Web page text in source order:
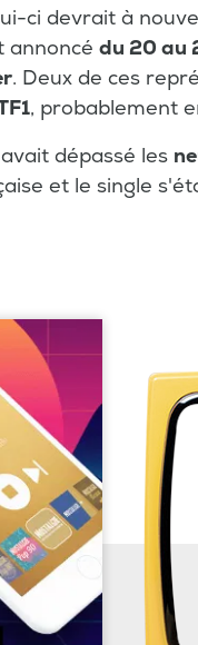
ci devrait à
annoncé du 20 au
. Deux de ces
, probablement
dépassé les
et le single